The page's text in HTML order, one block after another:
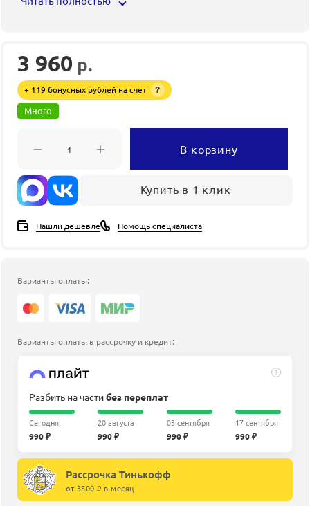
3 960 р.
+ 119 бонусных рублей на счет ?
Много
В корзину
Купить в 1 клик
Нашли дешевле Помощь специалиста
Варианты оплаты:
Варианты оплаты в рассрочку и кредит:
?
Разбить на частибез переплат
Сегодня
990 ₽
20 августа
990 ₽
03 сентября
990 ₽
17 сентября
990 ₽
Рассрочка Тинькофф
от 3500 ₽ в месяц